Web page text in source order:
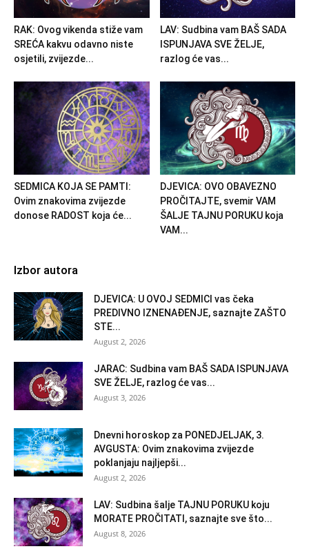
RAK: Ovog vikenda stiže vam
SREĆA kakvu odavno niste
osjetili, zvijezde...
LAV: Sudbina vam BAŠ SADA
ISPUNJAVA SVE ŽELJE,
razlog će vas...
SEDMICA KOJA SE PAMTI:
Ovim znakovima zvijezde
donose RADOST koja će...
DJEVICA: OVO OBAVEZNO
PROČITAJTE, svemir VAM
ŠALJE TAJNU PORUKU koja
VAM...
Izbor autora
DJEVICA: U OVOJ SEDMICI vas čeka
PREDIVNO IZNENAĐENJE, saznajte ZAŠTO
STE...
August 2, 2026
JARAC: Sudbina vam BAŠ SADA ISPUNJAVA
SVE ŽELJE, razlog će vas...
August 3, 2026
Dnevni horoskop za PONEDJELJAK, 3.
AVGUSTA: Ovim znakovima zvijezde
poklanjaju najljepši...
August 2, 2026
LAV: Sudbina šalje TAJNU PORUKU koju
MORATE PROČITATI, saznajte sve što...
August 8, 2026